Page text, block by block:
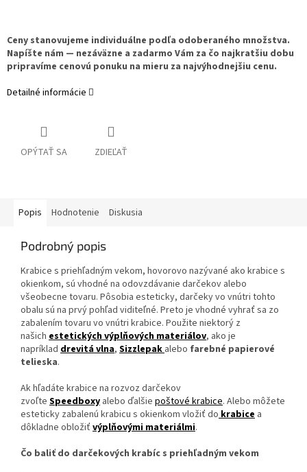
Ceny stanovujeme individuálne podľa odoberaného množstva.
Napíšte nám — nezáväzne a zadarmo Vám za čo najkratšiu dobu
pripravíme cenovú ponuku na mieru za najvýhodnejšiu cenu.
Detailné informácie
OPÝTAŤ SA ZDIEĽAŤ
Popis Hodnotenie Diskusia
Podrobný popis
Krabice s priehľadným vekom, hovorovo nazývané ako krabice s
okienkom, sú vhodné na odovzdávanie darčekov alebo
všeobecne tovaru. Pôsobia esteticky, darčeky vo vnútri tohto
obalu sú na prvý pohľad viditeľné. Preto je vhodné vyhrať sa zo
zabalením tovaru vo vnútri krabice. Použite niektorý z
našich estetických výplňových materiálov, ako je
napríklad drevitá vlna, Sizzlepak alebo farebné papierové
telieska.
Ak hľadáte krabice na rozvoz darčekov
zvoľte Speedboxy alebo ďalšie poštové krabice. Alebo môžete
esteticky zabalenú krabicu s okienkom vložiť do krabice a
dôkladne obložiť výplňovými materiálmi.
Čo baliť do darčekových krabíc s priehľadným vekom